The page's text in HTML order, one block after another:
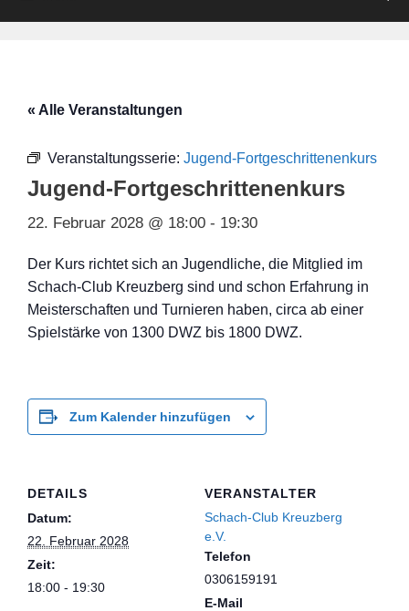
« Alle Veranstaltungen
Veranstaltungsserie: Jugend-Fortgeschrittenenkurs
Jugend-Fortgeschrittenenkurs
22. Februar 2028 @ 18:00 - 19:30
Der Kurs richtet sich an Jugendliche, die Mitglied im
Schach-Club Kreuzberg sind und schon Erfahrung in
Meisterschaften und Turnieren haben, circa ab einer
Spielstärke von 1300 DWZ bis 1800 DWZ.
Zum Kalender hinzufügen
DETAILS
Datum:
22. Februar 2028
Zeit:
18:00 - 19:30
VERANSTALTER
Schach-Club Kreuzberg
e.V.
Telefon
0306159191
E-Mail